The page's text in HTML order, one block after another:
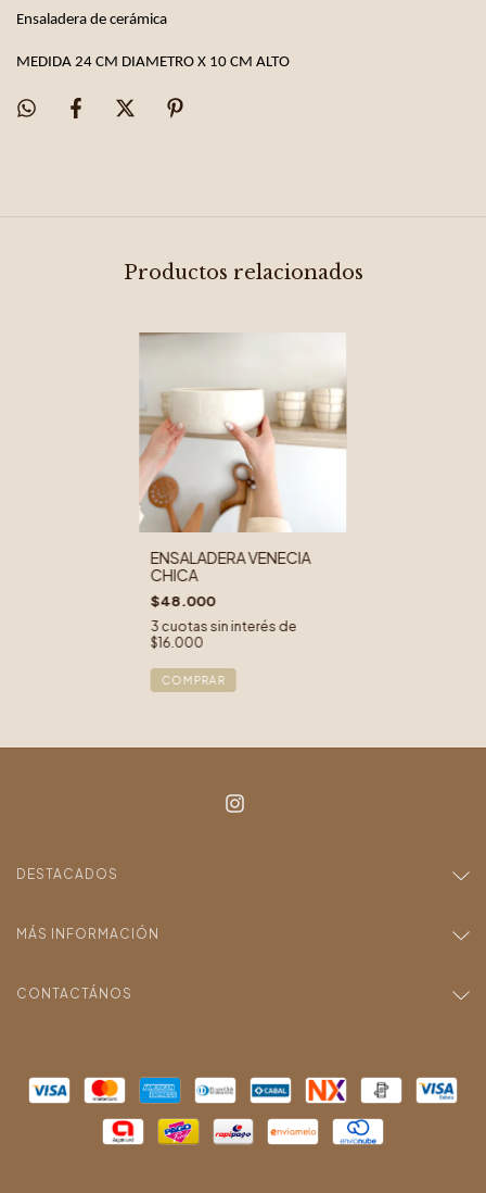
Ensaladera de cerámica
MEDIDA 24 CM DIAMETRO X 10 CM ALTO
Productos relacionados
ENSALADERA VENECIA
CHICA
$48.000
3 cuotas sin interés de
$16.000
COMPRAR
DESTACADOS
MÁS INFORMACIÓN
CONTACTÁNOS